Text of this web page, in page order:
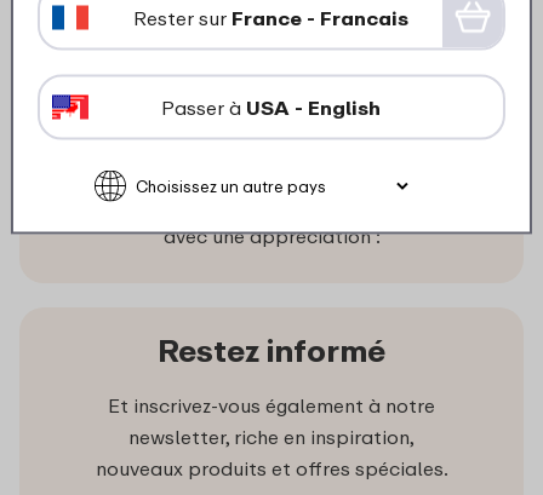
Ce que disent nos clients
Les clients nous évaluent en moyenne
avec une appréciation :
Restez informé
Et inscrivez-vous également à notre
newsletter, riche en inspiration,
nouveaux produits et offres spéciales.
Rester sur France - Francais
Passer à USA - English